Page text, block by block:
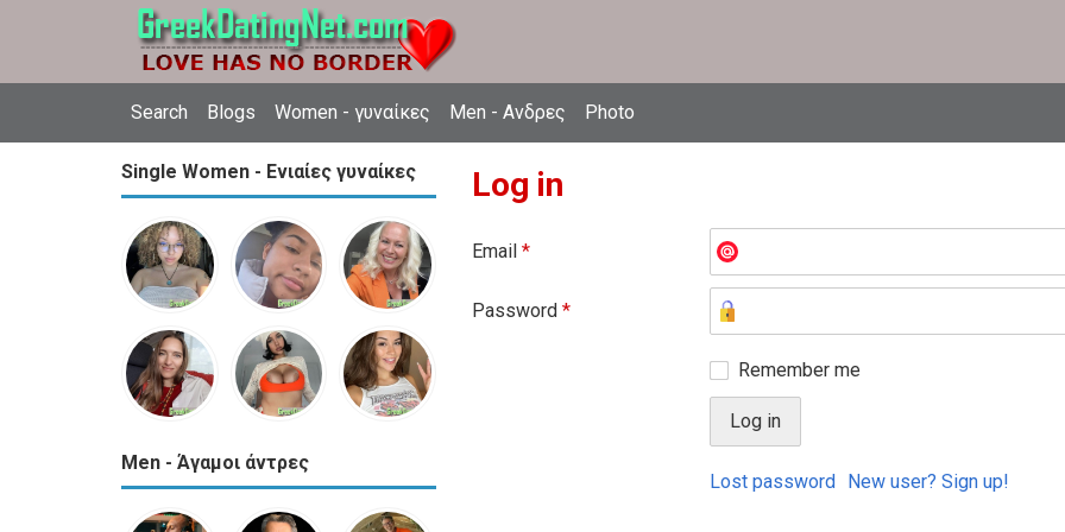
Search Blogs Women - γυναίκες Men - Ανδρες Photo
Single Women - Ενιαίες γυναίκες
Men - Άγαμοι άντρες
Log in
Email *
Password *
Remember me
Lost password New user? Sign up!